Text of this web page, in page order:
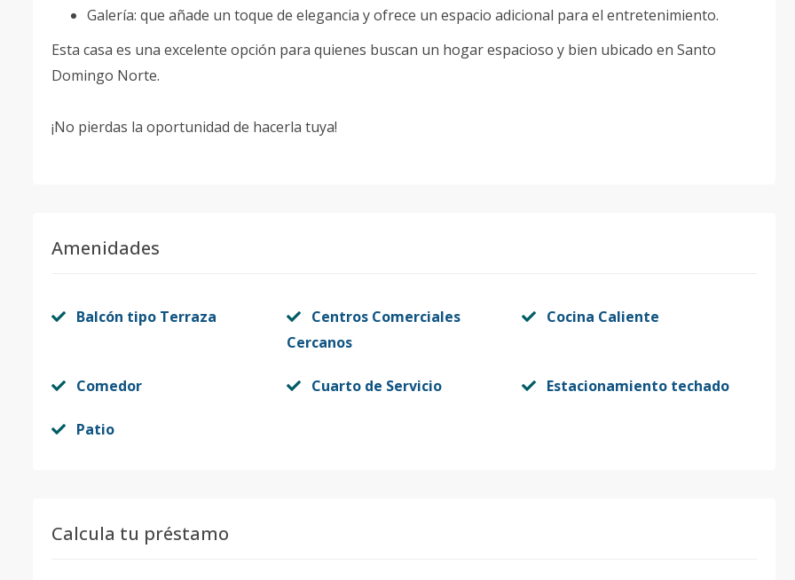
Galería: que añade un toque de elegancia y ofrece un espacio adicional para el entretenimiento.
Esta casa es una excelente opción para quienes buscan un hogar espacioso y bien ubicado en Santo
Domingo Norte.
¡No pierdas la oportunidad de hacerla tuya!
Amenidades
Balcón tipo Terraza
Centros Comerciales
Cercanos
Cocina Caliente
Comedor Cuarto de Servicio Estacionamiento techado
Patio
Calcula tu préstamo